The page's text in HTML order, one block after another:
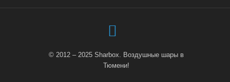
© 2012 – 2025 Sharbox. Воздушные шары в
Тюмени!